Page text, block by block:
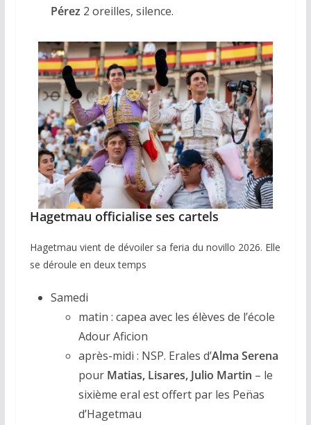
Pérez 2 oreilles, silence.
Hagetmau officialise ses cartels
Hagetmau vient de dévoiler sa feria du novillo 2026. Elle
se déroule en deux temps
Samedi
matin : capea avec les élèves de l’école
Adour Aficion
après-midi : NSP. Erales d’Alma Serena
pour Matias, Lisares, Julio Martin – le
sixième eral est offert par les Pen̈as
d’Hagetmau